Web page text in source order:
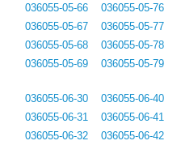
036055-05-66
036055-05-67
036055-05-68
036055-05-69
036055-05-76
036055-05-77
036055-05-78
036055-05-79
036055-06-30
036055-06-31
036055-06-32
036055-06-40
036055-06-41
036055-06-42